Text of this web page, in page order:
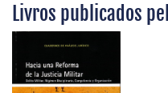
Livros publicados